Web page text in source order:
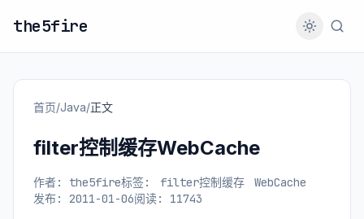
the5fire
首页/Java/正文
filter控制缓存WebCache
作者: the5fire标签: filter控制缓存
WebCache
发布: 2011-01-06阅读: 11743